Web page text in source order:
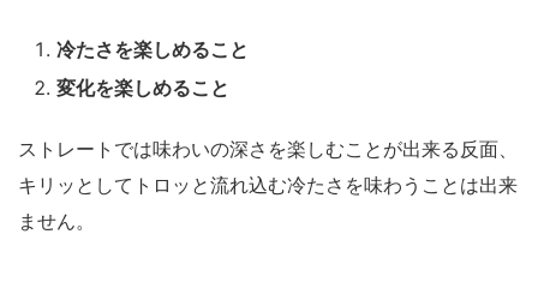
冷たさを楽しめること
変化を楽しめること
ストレートでは味わいの深さを楽しむことが出来る反面、
キリッとしてトロッと流れ込む冷たさを味わうことは出来
ません。